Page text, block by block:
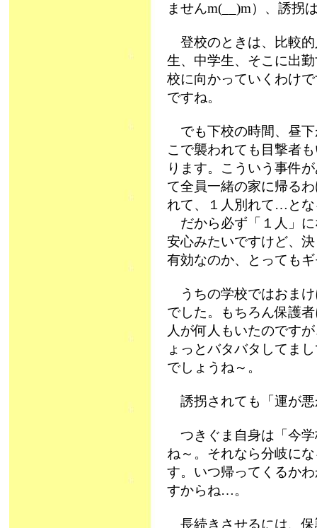
ませんm(__)m）、誘拐
登校のときは、比較的
生、中学生、そこに出
校に向かっていくわけ
ですね。
でも下校の時間、昼下
こで襲われても目撃者
ります。こういう事件
て全員一緒の家に帰る
れて、１人別れて…と
だから必ず「１人」に
安心みたいですけど、
有効なのか、とっても
うちの学校ではおまけ
でした。もちろん保護
人が何人もいたのです
ょっとバタバタしてま
でしょうね～。
誘拐されても「運が悪
つきぐま自身は「今学
ね～。それなら分岐に
す。いつ帰ってくるか
すからね…。
長続きさせるには、保